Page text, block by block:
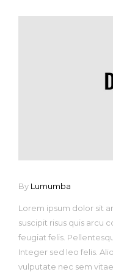
By Lumumba
Lorem ipsum dolor sit
suscipit risus quis arcu
feugiat felis.
Integer sed leo felis.
vulputate nec sem